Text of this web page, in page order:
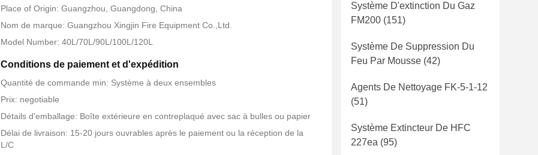
Place of Origin: Guangzhou, Guangdong, China
Nom de marque: Guangzhou Xingjin Fire Equipment Co.,Ltd.
Model Number: 40L/70L/90L/100L/120L
Conditions de paiement et d'expédition
Quantité de commande min: Système à deux ensembles
Prix: negotiable
Détails d'emballage: Boîte extérieure en contreplaqué avec sac à bulles ou papier
Délai de livraison: 15-20 jours ouvrables après le paiement ou la réception de la
L/C
Système D'extinction Du Gaz
FM200 (151)
Système De Suppression Du
Feu Par Mousse (42)
Agents De Nettoyage FK-5-1-12
(51)
Système Extincteur De HFC
227ea (95)